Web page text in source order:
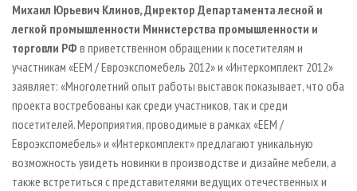
Михаил Юрьевич Клинов, Директор Департамента лесной и
легкой промышленности Министерства промышленности и
торговли РФ в приветственном обращении к посетителям и
участникам «EEM / Евроэкспомебель 2012» и «Интеркомплект 2012»
заявляет: «Многолетний опыт работы выставок показывает, что оба
проекта востребованы как среди участников, так и среди
посетителей. Мероприятия, проводимые в рамках «ЕЕМ /
Евроэкспомебель» и «Интеркомплект» предлагают уникальную
возможность увидеть новинки в производстве и дизайне мебели, а
также встретиться с представителями ведущих отечественных и